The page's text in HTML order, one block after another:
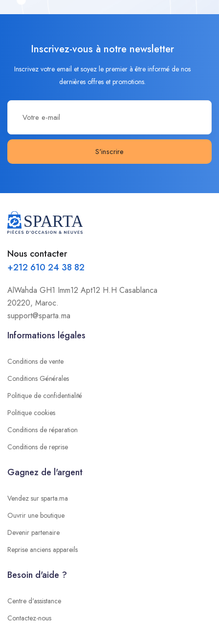
Inscrivez-vous à notre newsletter
Inscrivez votre email et soyez le premier à être informé de nos
dernières offres et promotions.
S'inscrire
Nous contacter
+212 610 24 38 82
AlWahda GH1 Imm12 Apt12 H.H Casablanca
20220, Maroc.
support@sparta.ma
Informations légales
Conditions de vente
Conditions Générales
Politique de confidentialité
Politique cookies
Conditions de réparation
Conditions de reprise
Gagnez de l'argent
Vendez sur sparta.ma
Ouvrir une boutique
Devenir partenaire
Reprise anciens appareils
Besoin d'aide ?
Centre d'assistance
Contactez-nous